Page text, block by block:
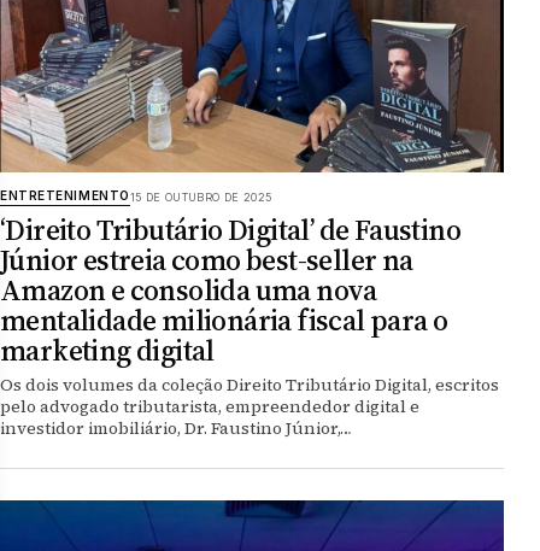
ENTRETENIMENTO15 DE OUTUBRO DE 2025
‘Direito Tributário Digital’ de Faustino
Júnior estreia como best-seller na
Amazon e consolida uma nova
mentalidade milionária fiscal para o
marketing digital
Os dois volumes da coleção Direito Tributário Digital, escritos
pelo advogado tributarista, empreendedor digital e
investidor imobiliário, Dr. Faustino Júnior,…